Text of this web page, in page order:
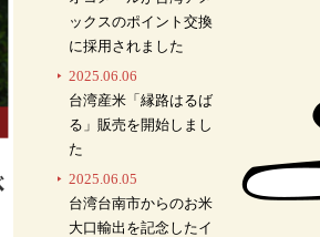
ックスのポイント交換
に採用されました
2025.06.06
台湾産米「縁路はるば
る」販売を開始しまし
た
2025.06.05
台湾台南市からのお米
大口輸出を記念したイ